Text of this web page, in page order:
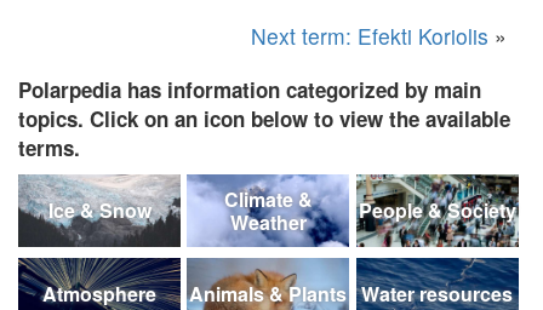
Next term: Efekti Koriolis »
Polarpedia has information categorized by main
topics. Click on an icon below to view the available
terms.
Ice & Snow
Climate &
Weather
People & Society
Atmosphere Animals & Plants Water resources